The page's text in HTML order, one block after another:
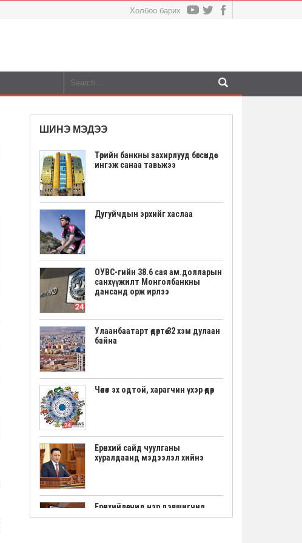
Холбоо барих
ШИНЭ МЭДЭЭ
Төрийн банкны захирлууд бөгсөндөө
ингэж санаа тавьжээ
Дугуйчдын эрхийг хаслаа
ОУВС-гийн 38.6 сая ам.долларын
санхүүжилт Монголбанкны
дансанд орж ирлээ
Улаанбаатарт өдөртөө 32 хэм дулаан
байна
Чөлөөт эх одтой, харагчин үхэр өдөр
Ерөнхий сайд чуулганы
хуралдаанд мэдээлэл хийнэ
Ерөнхийлөгчид нэр дэвшигчид
маргааш үнэмлэхээ гардана